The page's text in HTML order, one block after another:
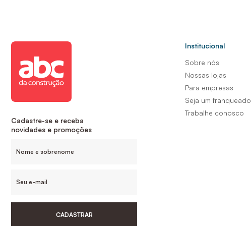
Cadastre-se e receba
novidades e promoções
CADASTRAR
Institucional
Sobre nós
Nossas lojas
Para empresas
Seja um franqueado
Trabalhe conosco